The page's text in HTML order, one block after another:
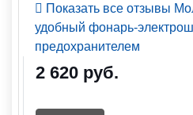
Показать все отзывы
удобный фонарь-
предохранителем
2 620 руб.